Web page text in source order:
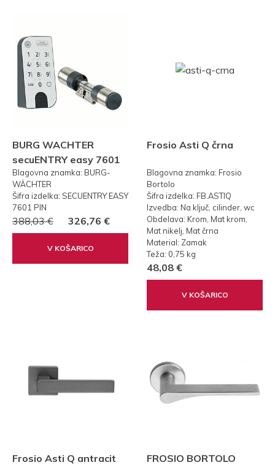
BURG WACHTER
secuENTRY easy 7601
PIN KODA
Blagovna znamka: BURG-
WÄCHTER
Šifra izdelka: SECUENTRY EASY
7601 PIN
388,03 € 326,76 €
V KOŠARICO
Frosio Asti Q črna
Blagovna znamka: Frosio
Bortolo
Šifra izdelka: FB.ASTIQ
Izvedba: Na ključ, cilinder, wc
Obdelava: Krom, Mat krom,
Mat nikelj, Mat črna
Material: Zamak
Teža: 0,75 kg
48,08 €
V KOŠARICO
Frosio Asti Q antracit
FROSIO BORTOLO